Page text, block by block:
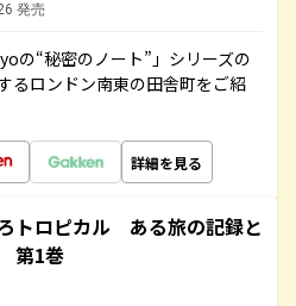
発売
の“秘密のノート”」シリーズの
るロンドン南東の田舎町をご紹
詳細を見る
トロピカル ある旅の記録と
第1巻